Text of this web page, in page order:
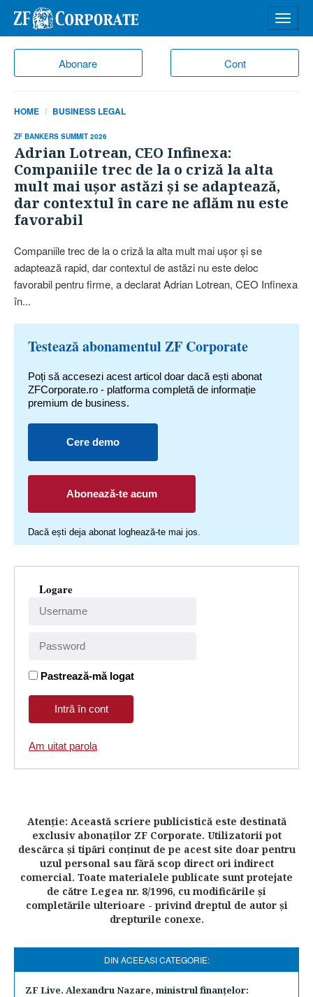
Abonare Cont
meniu
HOME BUSINESS LEGAL
ZF BANKERS SUMMIT 2026
Adrian Lotrean, CEO Infinexa:
Companiile trec de la o criză la alta
mult mai uşor astăzi şi se adaptează,
dar contextul în care ne aflăm nu este
favorabil
Companiile trec de la o criză la alta mult mai uşor şi se
adaptează rapid, dar contextul de astăzi nu este deloc
favorabil pentru firme, a declarat Adrian Lotrean, CEO Infinexa
în...
Testează abonamentul ZF Corporate
Poți să accesezi acest articol doar dacă ești abonat
ZFCorporate.ro - platforma completă de informație
premium de business.
Cere demo
Abonează-te acum
Dacă ești deja abonat loghează-te mai jos.
Logare
Pastrează-mă logat
Am uitat parola
Atenţie: Această scriere publicistică este destinată
exclusiv abonaţilor ZF Corporate. Utilizatorii pot
descărca şi tipări conţinut de pe acest site doar pentru
uzul personal sau fără scop direct ori indirect
comercial. Toate materialele publicate sunt protejate
de către Legea nr. 8/1996, cu modificările şi
completările ulterioare - privind dreptul de autor şi
drepturile conexe.
DIN ACEEASI CATEGORIE:
ZF Live. Alexandru Nazare, ministrul finanţelor: